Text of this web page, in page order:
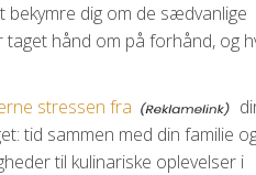
bekymre dig om de sædvanlige
taget hånd om på forhånd, og
stressen fra
tid sammen med din familie
til kulinariske oplevelser i